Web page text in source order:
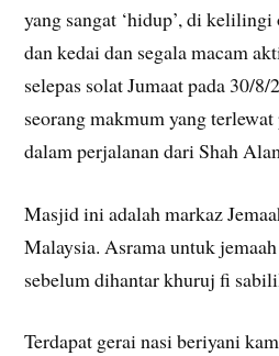
yang sangat ‘hidup’, di
dan kedai dan segala macam
selepas solat Jumaat pada 30/
seorang makmum yang
dalam perjalanan dari Shah
Masjid ini adalah markaz
Malaysia. Asrama untuk
sebelum dihantar khuruj fi
Terdapat gerai nasi beriyani